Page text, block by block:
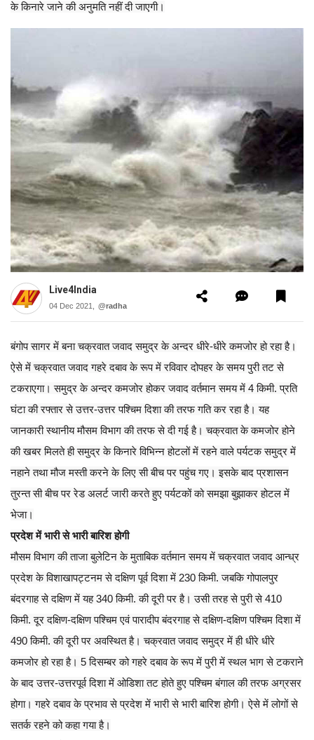
के किनारे जाने की अनुमति नहीं दी जाएगी।
Live4India
04 Dec 2021, @radha
बंगोप सागर में बना चक्रवात जवाद समुद्र के अन्दर धीरे-धीरे कमजोर हो रहा है।
ऐसे में चक्रवात जवाद गहरे दबाव के रूप में रविवार दोपहर के समय पुरी तट से
टकराएगा। समुद्र के अन्दर कमजोर होकर जवाद वर्तमान समय में 4 किमी. प्रति
घंटा की रफ्तार से उत्तर-उत्तर पश्चिम दिशा की तरफ गति कर रहा है। यह
जानकारी स्थानीय मौसम विभाग की तरफ से दी गई है। चक्रवात के कमजोर होने
की खबर मिलते ही समुद्र के किनारे विभिन्न होटलों में रहने वाले पर्यटक समुद्र में
नहाने तथा मौज मस्ती करने के लिए सी बीच पर पहुंच गए। इसके बाद प्रशासन
तुरन्त सी बीच पर रेड अलर्ट जारी करते हुए पर्यटकों को समझा बुझाकर होटल में
भेजा।
प्रदेश में भारी से भारी बारिश होगी
मौसम विभाग की ताजा बुलेटिन के मुताबिक वर्तमान समय में चक्रवात जवाद आन्ध्र
प्रदेश के विशाखापट्टनम से दक्षिण पूर्व दिशा में 230 किमी. जबकि गोपालपुर
बंदरगाह से दक्षिण में यह 340 किमी. की दूरी पर है। उसी तरह से पुरी से 410
किमी. दूर दक्षिण-दक्षिण पश्चिम एवं पारादीप बंदरगाह से दक्षिण-दक्षिण पश्चिम दिशा में
490 किमी. की दूरी पर अवस्थित है। चक्रवात जवाद समुद्र में ही धीरे धीरे
कमजोर हो रहा है। 5 दिसम्बर को गहरे दबाव के रूप में पुरी में स्थल भाग से टकराने
के बाद उत्तर-उत्तरपूर्व दिशा में ओडिशा तट होते हुए पश्चिम बंगाल की तरफ अग्रसर
होगा। गहरे दबाव के प्रभाव से प्रदेश में भारी से भारी बारिश होगी। ऐसे में लोगों से
सतर्क रहने को कहा गया है।